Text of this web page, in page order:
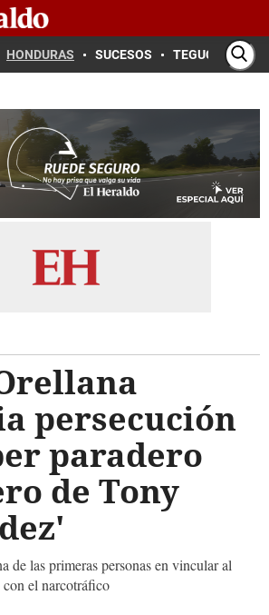
HONDURAS SUCESOS TEGUCIGALPA
persecución
paradero
de Tony
de las primeras personas en vincular al
el narcotráfico